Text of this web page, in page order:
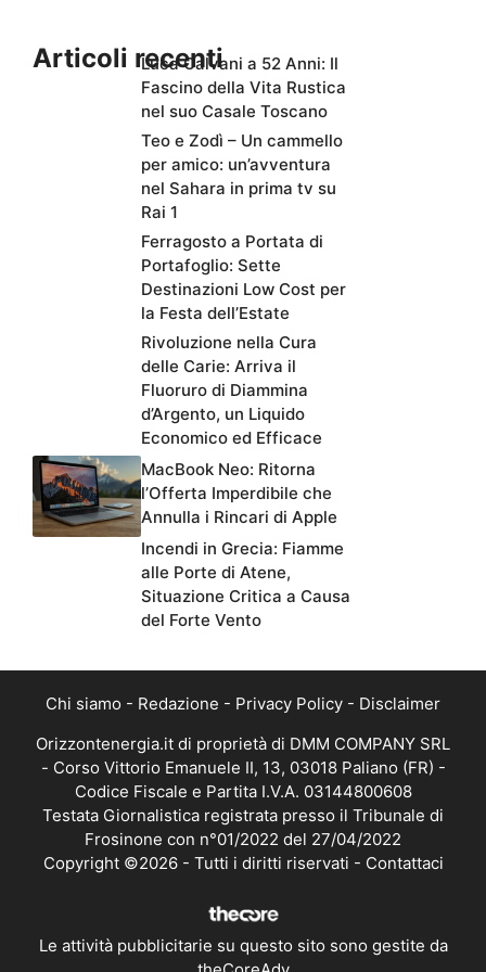
Articoli recentiLuca Calvani a 52 Anni: Il
Fascino della Vita Rustica
nel suo Casale Toscano
Teo e Zodì – Un cammello
per amico: un’avventura
nel Sahara in prima tv su
Rai 1
Ferragosto a Portata di
Portafoglio: Sette
Destinazioni Low Cost per
la Festa dell’Estate
Rivoluzione nella Cura
delle Carie: Arriva il
Fluoruro di Diammina
d’Argento, un Liquido
Economico ed Efficace
MacBook Neo: Ritorna
l’Offerta Imperdibile che
Annulla i Rincari di Apple
Incendi in Grecia: Fiamme
alle Porte di Atene,
Situazione Critica a Causa
del Forte Vento
Chi siamo - Redazione - Privacy Policy - Disclaimer
Orizzontenergia.it di proprietà di DMM COMPANY SRL
- Corso Vittorio Emanuele II, 13, 03018 Paliano (FR) -
Codice Fiscale e Partita I.V.A. 03144800608
Testata Giornalistica registrata presso il Tribunale di
Frosinone con n°01/2022 del 27/04/2022
Copyright ©2026 - Tutti i diritti riservati - Contattaci
Le attività pubblicitarie su questo sito sono gestite da